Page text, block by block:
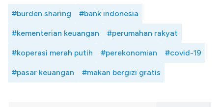
#burden sharing #bank indonesia
#kementerian keuangan #perumahan rakyat
#koperasi merah putih #perekonomian #covid-19
#pasar keuangan #makan bergizi gratis